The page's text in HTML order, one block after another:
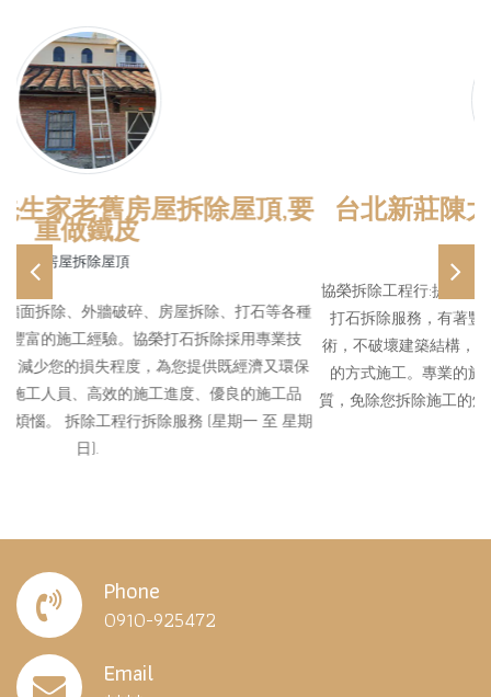
台北新莊陳大哥家房間地板打除工程
協榮拆除工程行:提供牆面拆除、外牆破碎、房屋拆除、打石等各種
打石拆除服務，有著豐富的施工經驗。協榮打石拆除採用專業技
術，不破壞建築結構，減少您的損失程度，為您提供既經濟又環保
的方式施工。專業的施工人員、高效的施工進度、優良的施工品
質，免除您拆除施工的煩惱。 拆除工程行拆除服務 (星期一 至 星期
日).
Previous
0910-925472
****